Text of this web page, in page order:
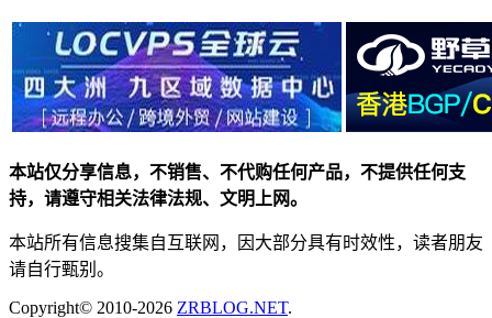
本站仅分享信息，不销售、不代购任何产品，不提供任何支
持，请遵守相关法律法规、文明上网。
本站所有信息搜集自互联网，因大部分具有时效性，读者朋友
请自行甄别。
Copyright© 2010-2026 ZRBLOG.NET.